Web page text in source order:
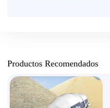
Productos Recomendados